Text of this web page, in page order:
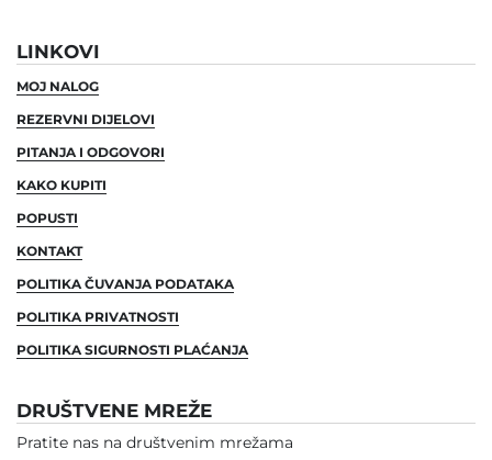
LINKOVI
MOJ NALOG
REZERVNI DIJELOVI
PITANJA I ODGOVORI
KAKO KUPITI
POPUSTI
KONTAKT
POLITIKA ČUVANJA PODATAKA
POLITIKA PRIVATNOSTI
POLITIKA SIGURNOSTI PLAĆANJA
DRUŠTVENE MREŽE
Pratite nas na društvenim mrežama